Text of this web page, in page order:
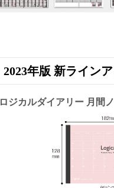
2023年版 新ライン
ロジカルダイアリー 月間